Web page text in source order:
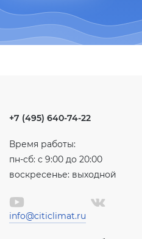
+7 (495) 640-74-22
Время работы:
пн-сб: с 9:00 до 20:00
воскресенье: выходной
info@citiclimat.ru